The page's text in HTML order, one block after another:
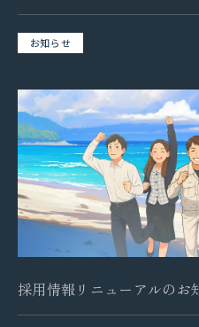
お知らせ
採用情報リニューアルのお